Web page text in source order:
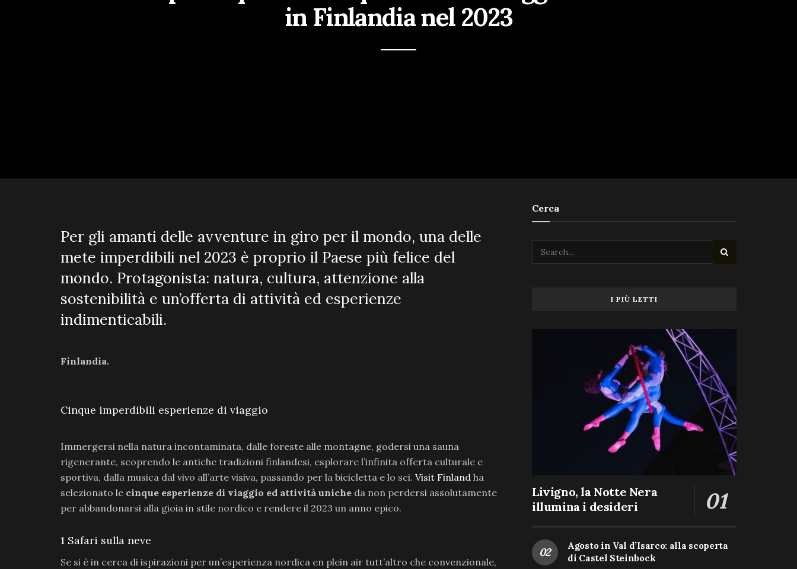
in Finlandia nel 2023
Per gli amanti delle avventure in giro per il mondo, una delle
mete imperdibili nel 2023 è proprio il Paese più felice del
mondo. Protagonista: natura, cultura, attenzione alla
sostenibilità e un’offerta di attività ed esperienze
indimenticabili.
Finlandia.
Cinque imperdibili esperienze di viaggio
Immergersi nella natura incontaminata, dalle foreste alle montagne, godersi una sauna
rigenerante, scoprendo le antiche tradizioni finlandesi, esplorare l’infinita offerta culturale e
sportiva, dalla musica dal vivo all’arte visiva, passando per la bicicletta e lo sci. Visit Finland ha
selezionato le cinque esperienze di viaggio ed attività uniche da non perdersi assolutamente
per abbandonarsi alla gioia in stile nordico e rendere il 2023 un anno epico.
1 Safari sulla neve
Se si è in cerca di ispirazioni per un’esperienza nordica en plein air tutt’altro che convenzionale,
Cerca
I PIÙ LETTI
Livigno, la Notte Nera
illumina i desideri
Agosto in Val d’Isarco: alla scoperta
di Castel Steinbock